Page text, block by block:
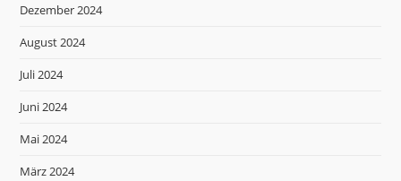
Dezember 2024
August 2024
Juli 2024
Juni 2024
Mai 2024
März 2024